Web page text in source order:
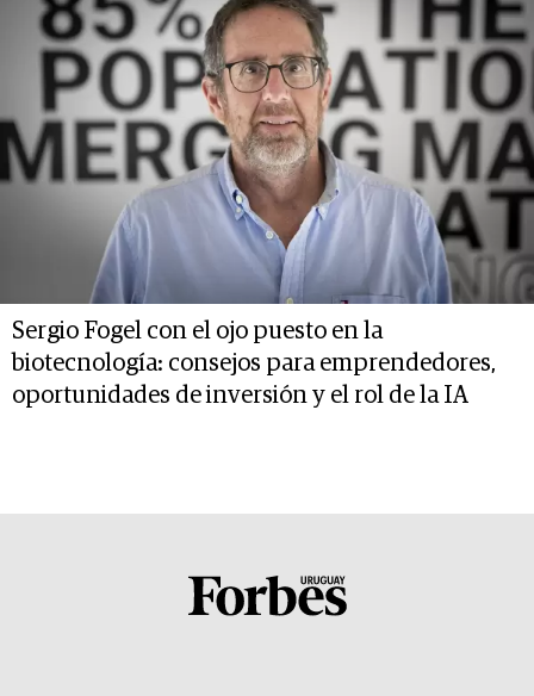
Sergio Fogel con el ojo puesto en la
biotecnología: consejos para emprendedores,
oportunidades de inversión y el rol de la IA